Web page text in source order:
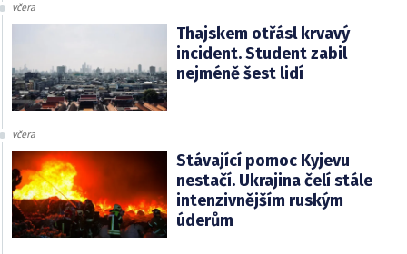
včera
Thajskem otřásl krvavý
incident. Student zabil
nejméně šest lidí
včera
Stávající pomoc Kyjevu
nestačí. Ukrajina čelí stále
intenzivnějším ruským
úderům